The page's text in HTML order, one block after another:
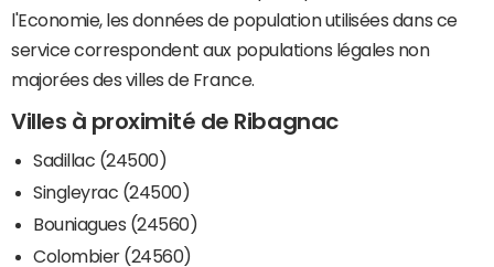
l'Economie, les données de population utilisées dans ce
service correspondent aux populations légales non
majorées des villes de France.
Villes à proximité de Ribagnac
Sadillac (24500)
Singleyrac (24500)
Bouniagues (24560)
Colombier (24560)